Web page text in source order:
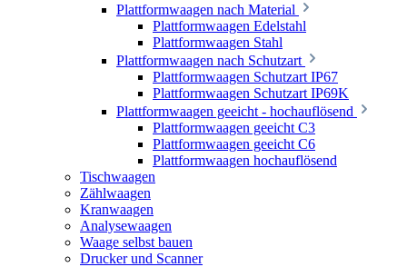
Plattformwaagen nach Material
Plattformwaagen Edelstahl
Plattformwaagen Stahl
Plattformwaagen nach Schutzart
Plattformwaagen Schutzart IP67
Plattformwaagen Schutzart IP69K
Plattformwaagen geeicht - hochauflösend
Plattformwaagen geeicht C3
Plattformwaagen geeicht C6
Plattformwaagen hochauflösend
Tischwaagen
Zählwaagen
Kranwaagen
Analysewaagen
Waage selbst bauen
Drucker und Scanner